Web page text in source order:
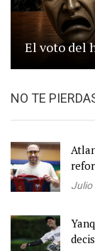
El voto del
NO TE
Julio